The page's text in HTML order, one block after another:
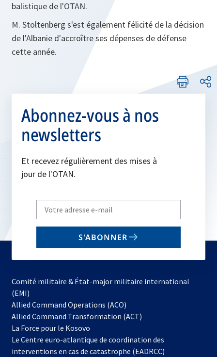
balistique de l'OTAN.
M. Stoltenberg s'est également félicité de la décision
de l'Albanie d'accroître ses dépenses de défense
cette année.
Abonnez-vous à nos
newsletters
Et recevez régulièrement des mises à
jour de l'OTAN.
Write
your
email
S'ABONNER
Comité militaire & État-major militaire international
(EMI)
Allied Command Operations (ACO)
dans
nouvel
onglet
Allied Command Transformation (ACT)
La Force pour le Kosovo
dans
un
Le Centre euro-atlantique de coordination des
interventions en cas de catastrophe (EADRCC)